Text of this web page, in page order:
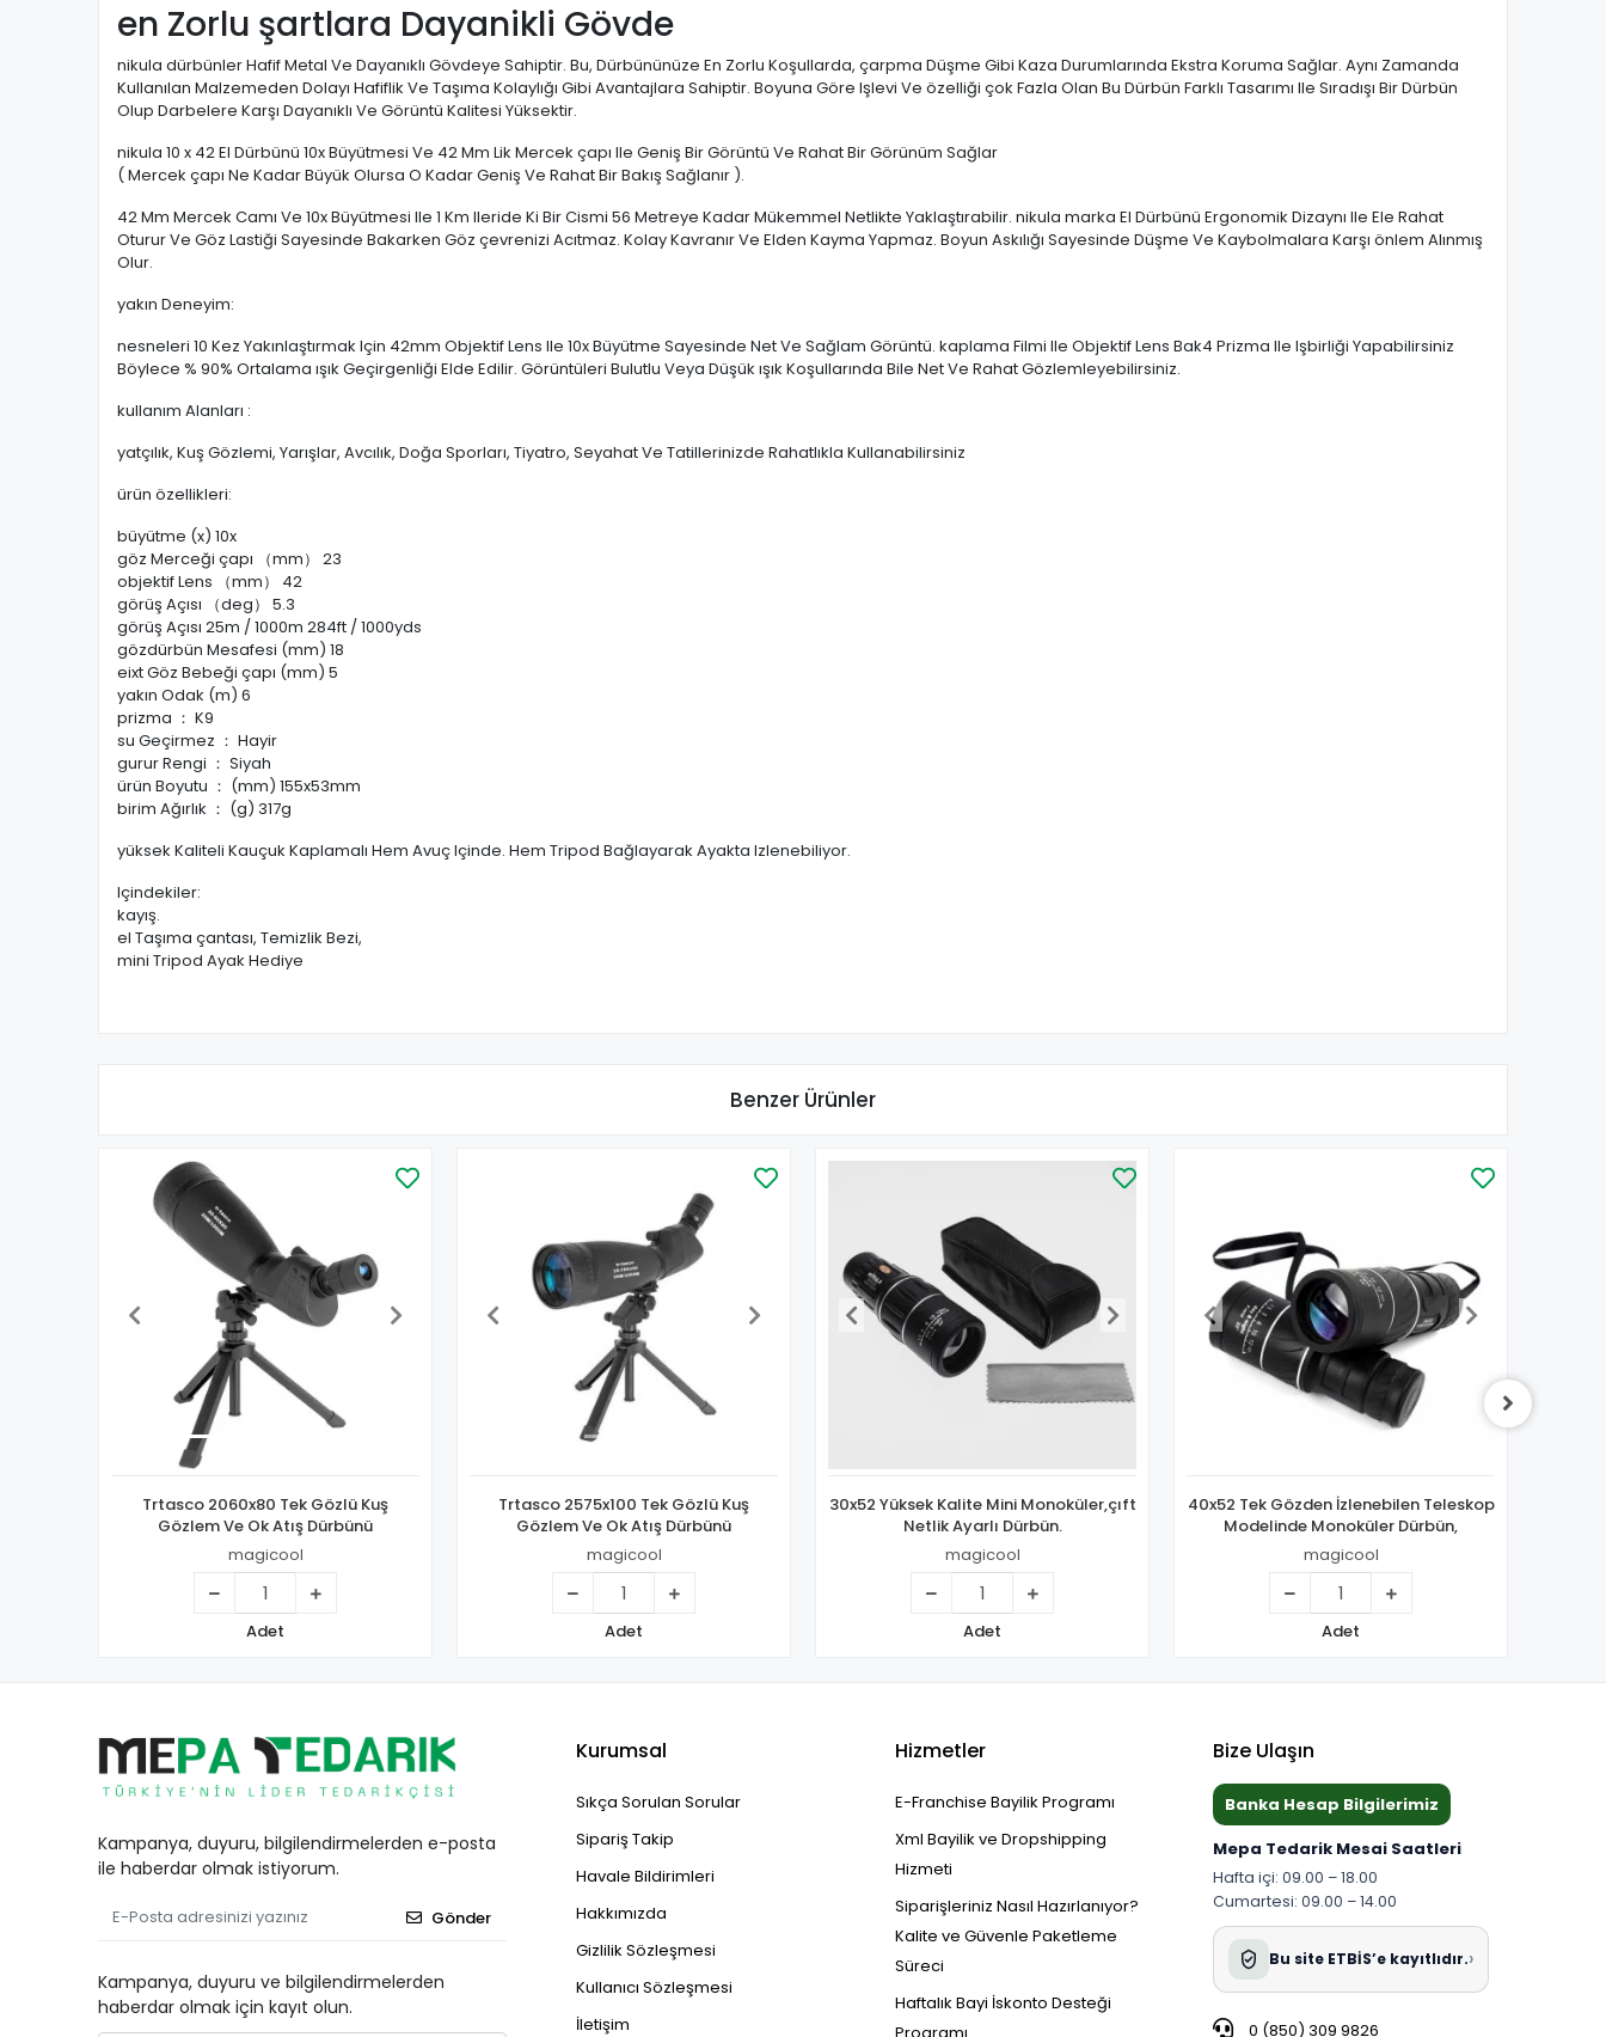
en Zorlu şartlara Dayanikli Gövde
nikula dürbünler Hafif Metal Ve Dayanıklı Gövdeye Sahiptir. Bu, Dürbününüze En Zorlu Koşullarda, çarpma Düşme Gibi Kaza Durumlarında Ekstra Koruma Sağlar. Aynı Zamanda
Kullanılan Malzemeden Dolayı Hafiflik Ve Taşıma Kolaylığı Gibi Avantajlara Sahiptir. Boyuna Göre Işlevi Ve özelliği çok Fazla Olan Bu Dürbün Farklı Tasarımı Ile Sıradışı Bir Dürbün
Olup Darbelere Karşı Dayanıklı Ve Görüntü Kalitesi Yüksektir.
nikula 10 x 42 El Dürbünü 10x Büyütmesi Ve 42 Mm Lik Mercek çapı Ile Geniş Bir Görüntü Ve Rahat Bir Görünüm Sağlar
( Mercek çapı Ne Kadar Büyük Olursa O Kadar Geniş Ve Rahat Bir Bakış Sağlanır ).
42 Mm Mercek Camı Ve 10x Büyütmesi Ile 1 Km Ileride Ki Bir Cismi 56 Metreye Kadar Mükemmel Netlikte Yaklaştırabilir. nikula marka El Dürbünü Ergonomik Dizaynı Ile Ele Rahat
Oturur Ve Göz Lastiği Sayesinde Bakarken Göz çevrenizi Acıtmaz. Kolay Kavranır Ve Elden Kayma Yapmaz. Boyun Askılığı Sayesinde Düşme Ve Kaybolmalara Karşı önlem Alınmış
Olur.
yakın Deneyim:
nesneleri 10 Kez Yakınlaştırmak Için 42mm Objektif Lens Ile 10x Büyütme Sayesinde Net Ve Sağlam Görüntü. kaplama Filmi Ile Objektif Lens Bak4 Prizma Ile Işbirliği Yapabilirsiniz
Böylece % 90% Ortalama ışık Geçirgenliği Elde Edilir. Görüntüleri Bulutlu Veya Düşük ışık Koşullarında Bile Net Ve Rahat Gözlemleyebilirsiniz.
kullanım Alanları :
yatçılık, Kuş Gözlemi, Yarışlar, Avcılık, Doğa Sporları, Tiyatro, Seyahat Ve Tatillerinizde Rahatlıkla Kullanabilirsiniz
ürün özellikleri:
büyütme (x) 10x
göz Merceği çapı （mm） 23
objektif Lens （mm） 42
görüş Açısı （deg） 5.3
görüş Açısı 25m / 1000m 284ft / 1000yds
gözdürbün Mesafesi (mm) 18
eixt Göz Bebeği çapı (mm) 5
yakın Odak (m) 6
prizma ： K9
su Geçirmez ： Hayir
gurur Rengi ： Siyah
ürün Boyutu ： (mm) 155x53mm
birim Ağırlık ： (g) 317g
yüksek Kaliteli Kauçuk Kaplamalı Hem Avuç Içinde. Hem Tripod Bağlayarak Ayakta Izlenebiliyor.
Içindekiler:
kayış.
el Taşıma çantası, Temizlik Bezi,
mini Tripod Ayak Hediye
Benzer Ürünler
Trtasco 2060x80 Tek Gözlü Kuş
Gözlem Ve Ok Atış Dürbünü
magicool
Adet
Trtasco 2575x100 Tek Gözlü Kuş
Gözlem Ve Ok Atış Dürbünü
magicool
Adet
30x52 Yüksek Kalite Mini Monoküler,çıft
Netlik Ayarlı Dürbün.
magicool
Adet
40x52 Tek Gözden İzlenebilen Teleskop
Modelinde Monoküler Dürbün,
magicool
Adet
Kampanya, duyuru, bilgilendirmelerden e-posta
ile haberdar olmak istiyorum.
Gönder
Kampanya, duyuru ve bilgilendirmelerden
haberdar olmak için kayıt olun.
Kurumsal
Sıkça Sorulan Sorular
Sipariş Takip
Havale Bildirimleri
Hakkımızda
Gizlilik Sözleşmesi
Kullanıcı Sözleşmesi
İletişim
Hizmetler
E-Franchise Bayilik Programı
Xml Bayilik ve Dropshipping
Hizmeti
Siparişleriniz Nasıl Hazırlanıyor?
Kalite ve Güvenle Paketleme
Süreci
Haftalık Bayi İskonto Desteği
Bize Ulaşın
Banka Hesap Bilgilerimiz
Mepa Tedarik Mesai Saatleri
Hafta içi: 09.00 – 18.00
Cumartesi: 09.00 – 14.00
Bu site ETBİS’e kayıtlıdır.›
0 (850) 309 9826